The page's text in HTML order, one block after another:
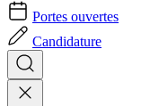
Portes ouvertes
Candidature